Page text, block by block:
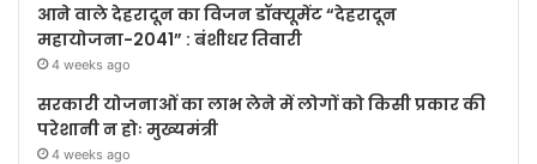
आने वाले देहरादून का विजन डॉक्यूमेंट “देहरादून
महायोजना-2041” : बंशीधर तिवारी
4 weeks ago
सरकारी योजनाओं का लाभ लेने में लोगों को किसी प्रकार की
परेशानी न होः मुख्यमंत्री
4 weeks ago